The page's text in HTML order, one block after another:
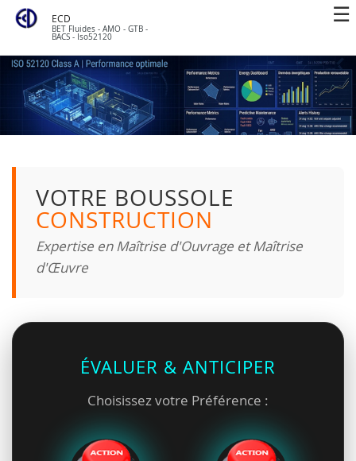
ECD
BET Fluides - AMO - GTB -
BACS - Iso52120
VOTRE BOUSSOLE
CONSTRUCTION
Expertise en Maîtrise d'Ouvrage et Maîtrise
d'Œuvre
ÉVALUER & ANTICIPER
Choisissez votre Préférence :